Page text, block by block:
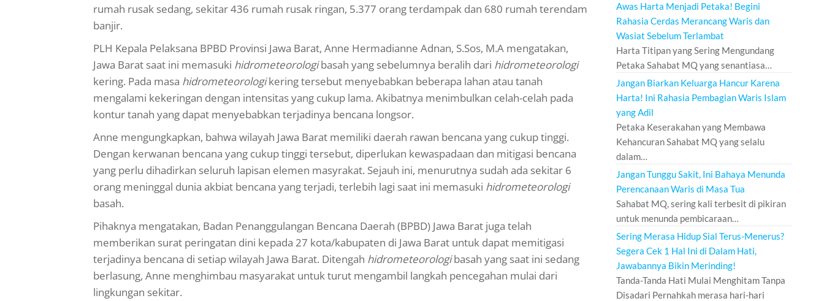
rumah rusak sedang, sekitar 436 rumah rusak ringan, 5.377 orang terdampak dan 680 rumah terendam
banjir.
PLH Kepala Pelaksana BPBD Provinsi Jawa Barat, Anne Hermadianne Adnan, S.Sos, M.A mengatakan,
Jawa Barat saat ini memasuki hidrometeorologibasah yang sebelumnya beralih dari hidrometeorologi
kering. Pada masa hidrometeorologikering tersebut menyebabkan beberapa lahan atau tanah
mengalami kekeringan dengan intensitas yang cukup lama. Akibatnya menimbulkan celah-celah pada
kontur tanah yang dapat menyebabkan terjadinya bencana longsor.
Anne mengungkapkan, bahwa wilayah Jawa Barat memiliki daerah rawan bencana yang cukup tinggi.
Dengan kerwanan bencana yang cukup tinggi tersebut, diperlukan kewaspadaan dan mitigasi bencana
yang perlu dihadirkan seluruh lapisan elemen masyrakat. Sejauh ini, menurutnya sudah ada sekitar 6
orang meninggal dunia akbiat bencana yang terjadi, terlebih lagi saat ini memasuki hidrometeorologi
basah.
Pihaknya mengatakan, Badan Penanggulangan Bencana Daerah (BPBD) Jawa Barat juga telah
memberikan surat peringatan dini kepada 27 kota/kabupaten di Jawa Barat untuk dapat memitigasi
terjadinya bencana di setiap wilayah Jawa Barat. Ditengah hidrometeorologibasah yang saat ini sedang
berlasung, Anne menghimbau masyarakat untuk turut mengambil langkah pencegahan mulai dari
lingkungan sekitar.
Awas Harta Menjadi Petaka! Begini
Rahasia Cerdas Merancang Waris dan
Wasiat Sebelum Terlambat
Harta Titipan yang Sering Mengundang
Petaka Sahabat MQ yang senantiasa…
Jangan Biarkan Keluarga Hancur Karena
Harta! Ini Rahasia Pembagian Waris Islam
yang Adil
Petaka Keserakahan yang Membawa
Kehancuran Sahabat MQ yang selalu
dalam…
Jangan Tunggu Sakit, Ini Bahaya Menunda
Perencanaan Waris di Masa Tua
Sahabat MQ, sering kali terbesit di pikiran
untuk menunda pembicaraan…
Sering Merasa Hidup Sial Terus-Menerus?
Segera Cek 1 Hal Ini di Dalam Hati,
Jawabannya Bikin Merinding!
Tanda-Tanda Hati Mulai Menghitam Tanpa
Disadari Pernahkah merasa hari-hari